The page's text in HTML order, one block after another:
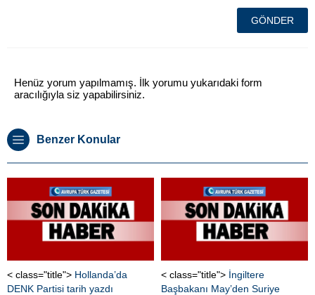
Henüz yorum yapılmamış. İlk yorumu yukarıdaki form
aracılığıyla siz yapabilirsiniz.
Benzer Konular
< class="title"> Hollanda’da
DENK Partisi tarih yazdı
< class="title"> İngiltere
Başbakanı May’den Suriye